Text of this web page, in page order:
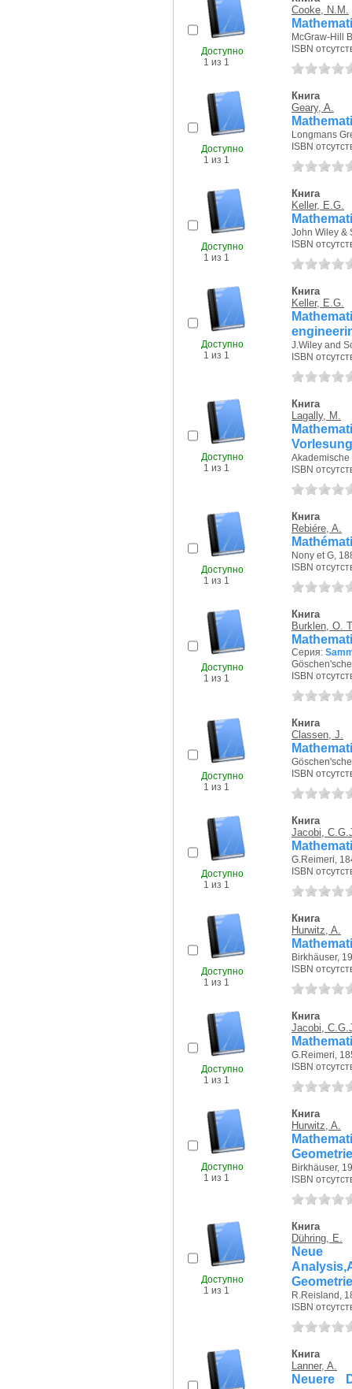
Доступно
1 из 1
Cooke, N.M.
McGraw-Hill
ISBN
Доступно
1 из 1
Книга
Geary, A.
Longmans
ISBN
Доступно
1 из 1
Книга
Keller, E.G.
John Wiley &
ISBN
Доступно
1 из 1
Книга
Keller, E.G.
J.Wiley and
ISBN
Доступно
1 из 1
Книга
Lagally, M.
Akademische
ISBN
Доступно
1 из 1
Книга
Rebiére, A.
Nony et G,
ISBN
Доступно
1 из 1
Книга
Burklen, O.
Серия:
ISBN
Доступно
1 из 1
Книга
Classen, J.
ISBN
Доступно
1 из 1
Книга
Jacobi,
G.Reimeri,
ISBN
Доступно
1 из 1
Книга
Hurwitz, A.
Birkhäuser,
ISBN
Доступно
1 из 1
Книга
Jacobi,
G.Reimeri,
ISBN
Доступно
1 из 1
Книга
Hurwitz, A.
Geometrie
Birkhäuser,
ISBN
Доступно
1 из 1
Книга
Dühring, E.
Neue
R.Reisland,
ISBN
Книга
Lanner, A.
Neuere